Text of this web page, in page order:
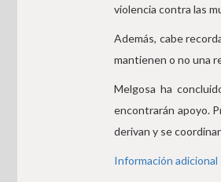
violencia contra las
Además, cabe
mantienen o no una
Melgosa ha
encontrarán apoyo.
derivan y se
Información adicional